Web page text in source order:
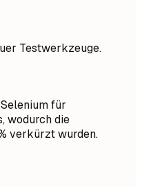
Testwerkzeuge.
für
wodurch die
verkürzt wurden.